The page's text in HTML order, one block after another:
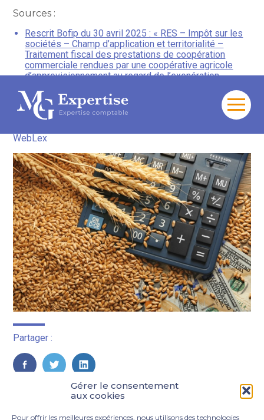
Gérer le consentement
aux cookies
Pour offrir les meilleures expériences, nous utilisons des technologies
Aller
Sources :
Rescrit Bofip du 30 avril 2025 : « RES – Impôt sur les
sociétés – Champ d’application et territorialité –
Traitement fiscal des prestations de coopération
commerciale rendues par une coopérative agricole
d’approvisionnement au regard de l’exonération
207 du CGI »
Coopératives agricoles d’approvisionnement : toujours
WebLex
Partager :
FaceBook
TwitterLinkedIn